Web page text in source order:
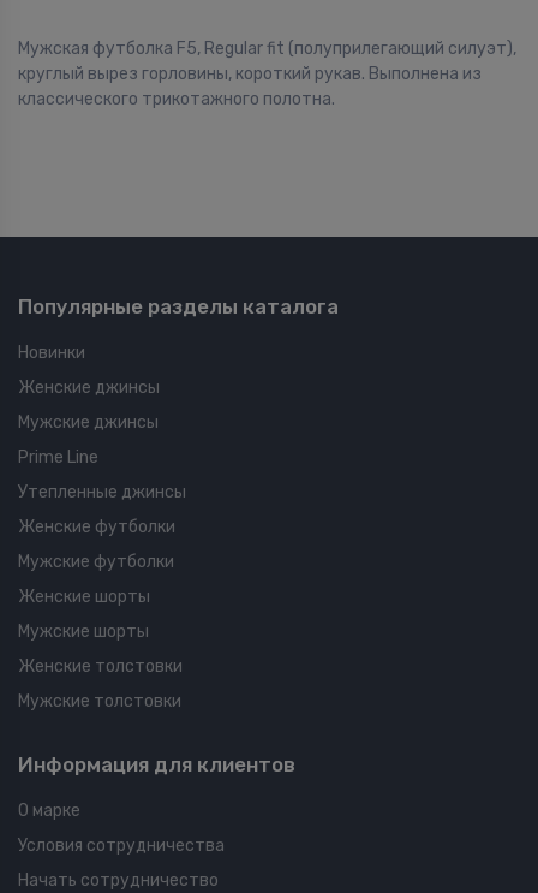
Мужская футболка F5, Regular fit (полуприлегающий силуэт),
круглый вырез горловины, короткий рукав. Выполнена из
классического трикотажного полотна.
Популярные разделы каталога
Новинки
Женские джинсы
Мужские джинсы
Prime Line
Утепленные джинсы
Женские футболки
Мужские футболки
Женские шорты
Мужские шорты
Женские толстовки
Мужские толстовки
Информация для клиентов
О марке
Условия сотрудничества
Начать сотрудничество